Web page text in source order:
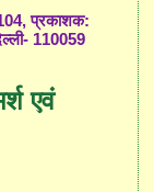
प्रकाशक:
110059
एवं